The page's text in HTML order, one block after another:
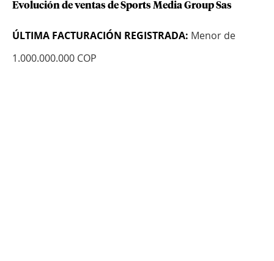
Evolución de ventas de Sports Media Group Sas
ÚLTIMA FACTURACIÓN REGISTRADA: Menor de
1.000.000.000 COP